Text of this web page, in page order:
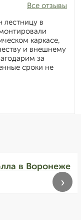
Все отзывы
в
каркасе,
и внешнему
за
сроки не
в Воронеже
›